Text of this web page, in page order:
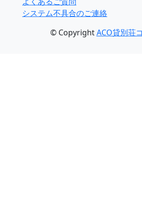
システム不具合のご連絡
© CopyrightACO貸別荘